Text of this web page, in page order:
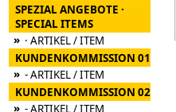
SPEZIAL ANGEBOTE ·
SPECIAL ITEMS
» · ARTIKEL / ITEM
KUNDENKOMMISSION 01
» - ARTIKEL / ITEM
KUNDENKOMMISSION 02
» - ARTIKEL / ITEM